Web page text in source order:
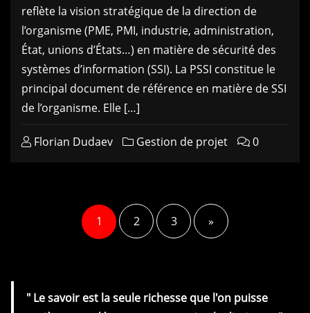
reflète la vision stratégique de la direction de
l’organisme (PME, PMI, industrie, administration,
État, unions d’États…) en matière de sécurité des
systèmes d’information (SSI). La PSSI constitue le
principal document de référence en matière de SSI
de l’organisme. Elle […]
Florian Dudaev Gestion de projet 0
1 2 3 »
" Le savoir est la seule richesse que l'on puisse